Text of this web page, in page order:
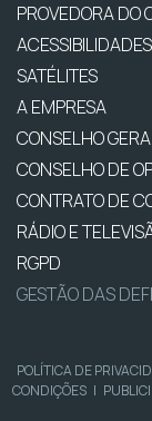
PROVEDORA DO
ACESSIBILIDADES
SATÉLITES
A EMPRESA
CONSELHO
CONSELHO DE
CONTRATO DE
RÁDIO E
RGPD
GESTÃO DAS
POLÍTICA DE
CONDIÇÕES |